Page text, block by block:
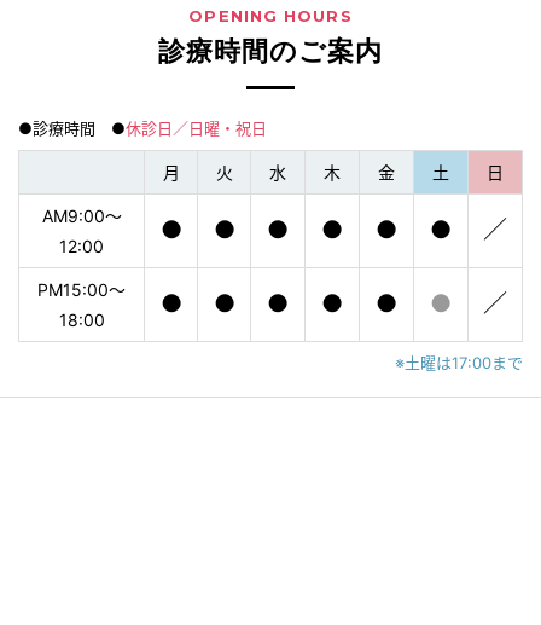
OPENING HOURS
診療時間のご案内
●診療時間 ●休診日／日曜・祝日
月 火 水 木 金 土 日
AM9:00〜
12:00
● ● ● ● ● ● ／
PM15:00〜
18:00
● ● ● ● ● ● ／
※土曜は17:00まで